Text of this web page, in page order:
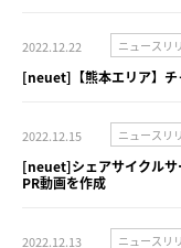
2022.12.22 ニュースリ
[neuet]【熊本エリア】チ
2022.12.15 ニュースリ
[neuet]シェアサイクルサ
PR動画を作成
2022.12.13 ニュースリ